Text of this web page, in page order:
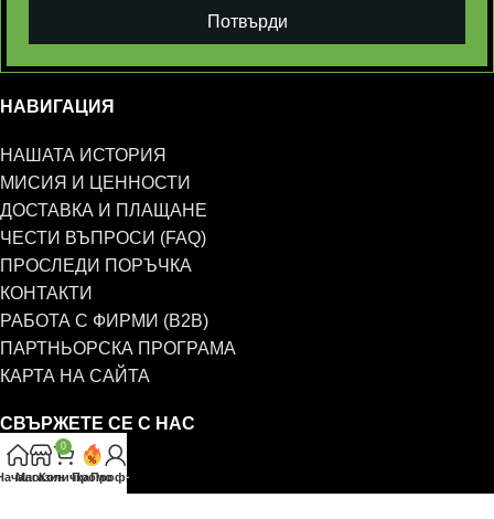
Потвърди
НАВИГАЦИЯ
НАШАТА ИСТОРИЯ
МИСИЯ И ЦЕННОСТИ
ДОСТАВКА И ПЛАЩАНЕ
ЧЕСТИ ВЪПРОСИ (FAQ)
ПРОСЛЕДИ ПОРЪЧКА
КОНТАКТИ
РАБОТА С ФИРМИ (B2B)
ПАРТНЬОРСКА ПРОГРАМА
КАРТА НА САЙТА
СВЪРЖЕТЕ СЕ С НАС
0885 323 661
Магазин
0
КоличкаПромоПрофил